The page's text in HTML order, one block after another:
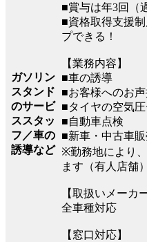
ガソリン
スタンド
のサービ
ススタッ
フ／車の
誘導など
■賞与は年3回（
■資格取得支援
プできる！
【業務内容】
■車の誘導
■お客様へのお
■タイヤの空気
■自動車点検
■新車・中古車
※勤務地により
ます（有人店舗）
【取扱いメーカ
全車種対応
【窓口対応】